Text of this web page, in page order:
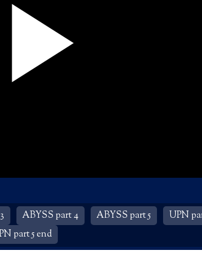
ABYSS part 4 ABYSS part 5
UPN
part 5 end